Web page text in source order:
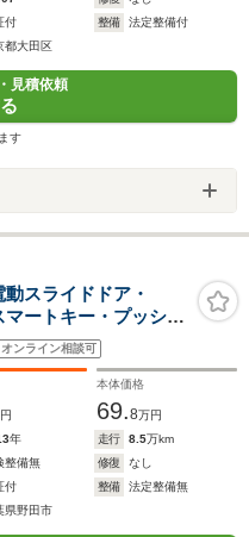
付 整備
法定整備付
都大田区
見積依頼
す
スライドドア・
ートキー・プッシュ
ヘッドライト・社
インチアルミ
オンライン相談可
本体価格
69.8万円
年 走行 8.5万km
整備無 修復
なし
付 整備
法定整備無
県野田市